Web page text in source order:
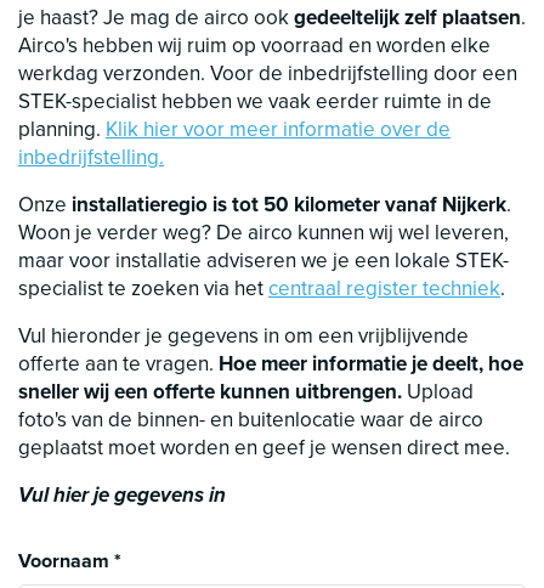
je haast? Je mag de airco ookgedeeltelijk zelf plaatsen.
Airco's hebben wij ruim op voorraad en worden elke
werkdag verzonden. Voor de inbedrijfstelling door een
STEK-specialist hebben we vaak eerder ruimte in de
planning. Klik hier voor meer informatie over de
inbedrijfstelling.
Onze installatieregio is tot 50 kilometer vanaf Nijkerk.
Woon je verder weg? De airco kunnen wij wel leveren,
maar voor installatie adviseren we je een lokale STEK-
specialist te zoeken via hetcentraal register techniek.
Vul hieronder je gegevens in om een vrijblijvende
offerte aan te vragen. Hoe meer informatie je deelt, hoe
sneller wij een offerte kunnen uitbrengen. Upload
foto's van de binnen- en buitenlocatie waar de airco
geplaatst moet worden en geef je wensen direct mee.
Vul hier je gegevens in
Voornaam *